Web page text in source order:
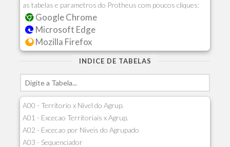
as tabelas e parametros do Protheus com poucos cliques:
Google Chrome
Microsoft Edge
Mozilla Firefox
INDICE DE TABELAS
A00 - Territorio x Nivel do Agrup.
A01 - Excecao Territoriais x Agrup.
A02 - Excecao por Niveis do Agrupado
A03 - Sequenciador